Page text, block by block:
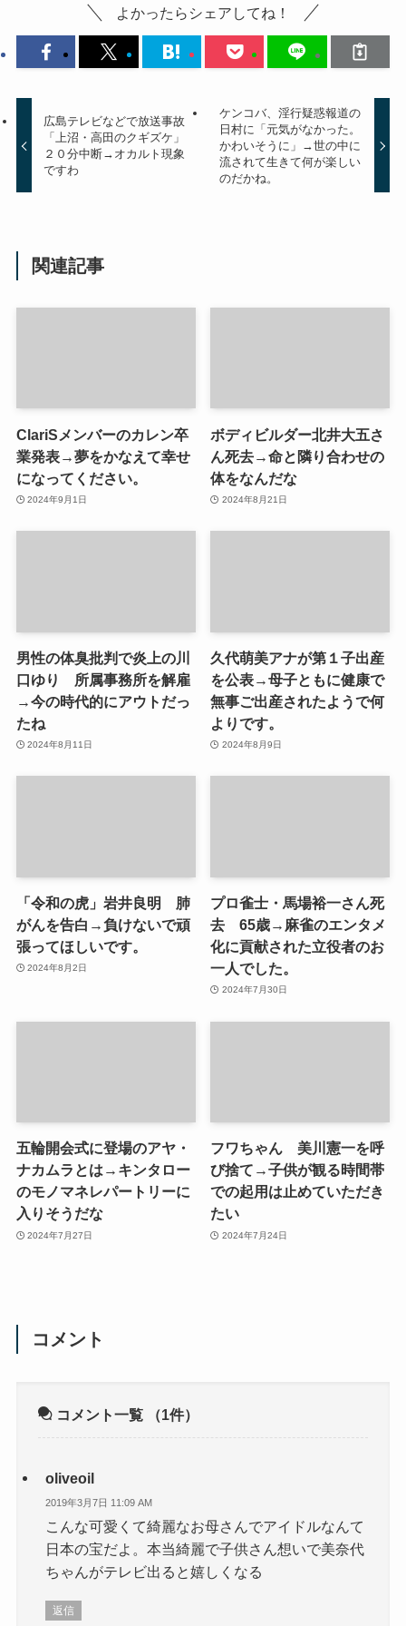
よかったらシェアしてね！
広島テレビなどで放送事故
「上沼・高田のクギズケ」
２０分中断→オカルト現象
ですわ
ケンコバ、淫行疑惑報道の
日村に「元気がなかった。
かわいそうに」→世の中に
流されて生きて何が楽しい
のだかね。
関連記事
ClariSメンバーのカレン卒
業発表→夢をかなえて幸せ
になってください。
2024年9月1日
ボディビルダー北井大五さ
ん死去→命と隣り合わせの
体をなんだな
2024年8月21日
男性の体臭批判で炎上の川
口ゆり 所属事務所を解雇
→今の時代的にアウトだっ
たね
2024年8月11日
久代萌美アナが第１子出産
を公表→母子ともに健康で
無事ご出産されたようで何
よりです。
2024年8月9日
「令和の虎」岩井良明 肺
がんを告白→負けないで頑
張ってほしいです。
2024年8月2日
プロ雀士・馬場裕一さん死
去 65歳→麻雀のエンタメ
化に貢献された立役者のお
一人でした。
2024年7月30日
五輪開会式に登場のアヤ・
ナカムラとは→キンタロー
のモノマネレパートリーに
入りそうだな
2024年7月27日
フワちゃん 美川憲一を呼
び捨て→子供が観る時間帯
での起用は止めていただき
たい
2024年7月24日
コメント
コメント一覧 （1件）
oliveoil
2019年3月7日 11:09 AM
こんな可愛くて綺麗なお母さんでアイドルなんて
日本の宝だよ。本当綺麗で子供さん想いで美奈代
ちゃんがテレビ出ると嬉しくなる
返信